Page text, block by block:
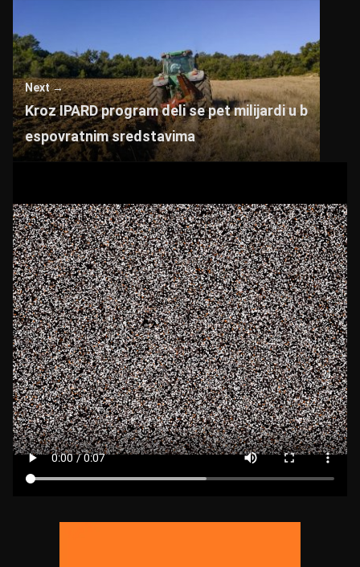
Next →
Kroz IPARD program deli se pet milijardi u b
espovratnim sredstavima